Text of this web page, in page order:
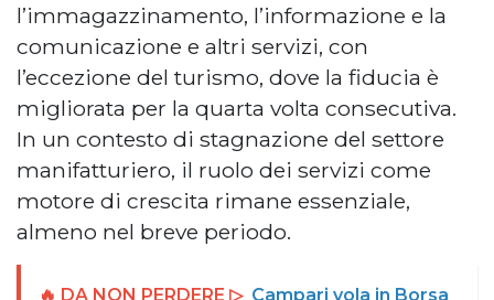
l’immagazzinamento, l’informazione e la
comunicazione e altri servizi, con
l’eccezione del turismo, dove la fiducia è
migliorata per la quarta volta consecutiva.
In un contesto di stagnazione del settore
manifatturiero, il ruolo dei servizi come
motore di crescita rimane essenziale,
almeno nel breve periodo.
🔥 DA NON PERDERE ▷ Campari vola in Borsa